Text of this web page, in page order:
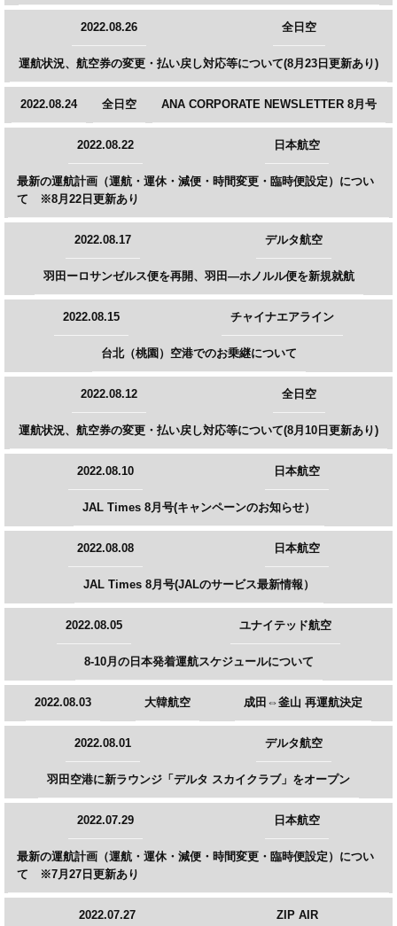
2022.08.26 全日空
運航状況、航空券の変更・払い戻し対応等について(8月23日更新あり)
2022.08.24 全日空 ANA CORPORATE NEWSLETTER 8月号
2022.08.22 日本航空
最新の運航計画（運航・運休・減便・時間変更・臨時便設定）につい
て ※8月22日更新あり
2022.08.17 デルタ航空
羽田ーロサンゼルス便を再開、羽田―ホノルル便を新規就航
2022.08.15 チャイナエアライン
台北（桃園）空港でのお乗継について
2022.08.12 全日空
運航状況、航空券の変更・払い戻し対応等について(8月10日更新あり)
2022.08.10 日本航空
JAL Times 8月号(キャンペーンのお知らせ）
2022.08.08 日本航空
JAL Times 8月号(JALのサービス最新情報）
2022.08.05 ユナイテッド航空
8-10月の日本発着運航スケジュールについて
2022.08.03 大韓航空 成田⇔釜山 再運航決定
2022.08.01 デルタ航空
羽田空港に新ラウンジ「デルタ スカイクラブ」をオープン
2022.07.29 日本航空
最新の運航計画（運航・運休・減便・時間変更・臨時便設定）につい
て ※7月27日更新あり
2022.07.27 ZIP AIR